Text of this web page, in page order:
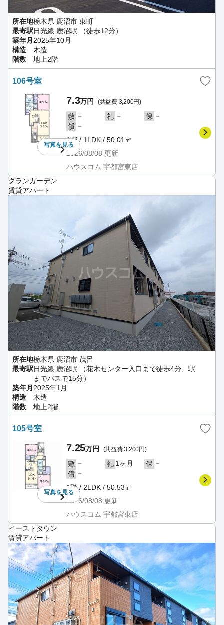
所在地栃木県 鹿沼市 東町
最寄駅日光線 鹿沼駅 （徒歩12分）
築年月 2025年10月
構造
木造
階数
地上2階
106号室
写真を見る
7.3万円 (共益費 3,200円)
敷 － 礼 － 保 －
償 －
1階 / 1LDK / 50.01㎡
2026/08/08 更新
ハウスコム 宇都宮東店
グランガーデン
賃貸アパート
所在地栃木県 鹿沼市 茂呂
最寄駅日光線 鹿沼駅 （花木センター入口まで徒歩4分、駅
までバスで15分）
築年月 2025年1月
構造
木造
階数
地上2階
105号室
写真を見る
7.25万円 (共益費 3,200円)
敷 － 礼 1ヶ月 保 －
償 －
1階 / 2LDK / 50.53㎡
2026/08/08 更新
ハウスコム 宇都宮東店
イーストタウン
賃貸アパート